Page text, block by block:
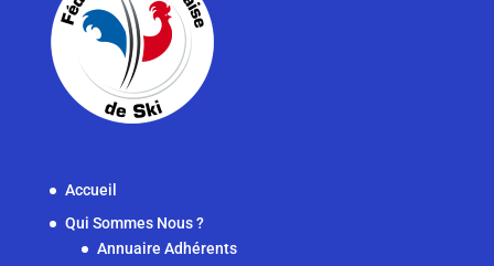
Accueil
Qui Sommes Nous ?
Annuaire Adhérents